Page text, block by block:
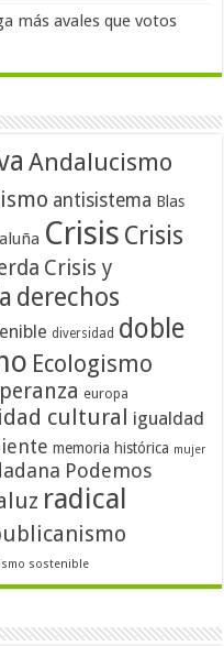
más avales que votos
Andalucismo
antisistema Blas
Crisis Crisis
Crisis y
derechos
diversidad doble
Ecologismo
europa
cultural igualdad
memoria histórica mujer
Podemos
radical
sostenible